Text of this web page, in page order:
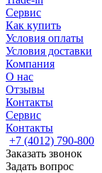
Сервис
Как купить
Условия оплаты
Условия доставки
Компания
О нас
Отзывы
Контакты
Сервис
Контакты
+7 (4012) 790-800
Заказать звонок
Задать вопрос